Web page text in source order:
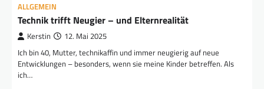
ALLGEMEIN
Technik trifft Neugier – und Elternrealität
Kerstin 12. Mai 2025
Ich bin 40, Mutter, technikaffin und immer neugierig auf neue
Entwicklungen – besonders, wenn sie meine Kinder betreffen. Als
ich…